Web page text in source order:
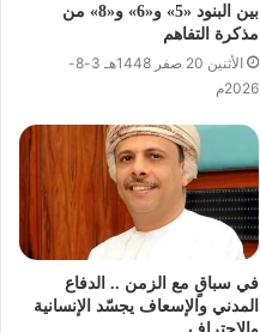
بين البنود «5» و«6» و«8» من
مذكرة التفاهم
الأثنين 20 صفر 1448هـ 3-8-
2026م
في سباقٍ مع الزمن .. الدفاع
المدني والإسعاف يجسّد الإنسانية